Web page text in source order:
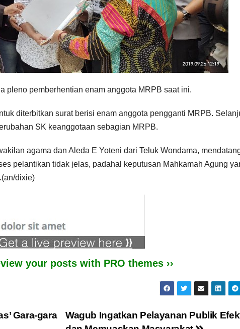
pleno pemberhentian enam anggota MRPB saat ini.
diterbitkan surat berisi enam anggota pengganti MRPB.
SK keanggotaan sebagian MRPB.
agama dan Aleda E Yoteni dari Teluk Wondama,
pelantikan tidak jelas, padahal keputusan Mahkamah Agung
dixie)
your posts with PRO themes ››
Wagub Ingatkan Pelayanan Publik
Gara-gara